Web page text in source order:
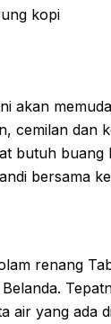
kopi
akan
cemilan dan
butuh buang
bersama
renang
air yang ada